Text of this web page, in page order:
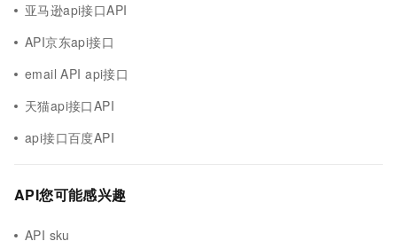
亚马逊api接口API
API京东api接口
email API api接口
天猫api接口API
api接口百度API
API您可能感兴趣
API sku